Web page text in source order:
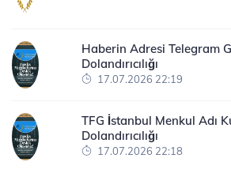
Haberin Adresi Telegram
Dolandırıcılığı
17.07.2026 22:19
TFG İstanbul Menkul Adı
Dolandırıcılığı
17.07.2026 22:18